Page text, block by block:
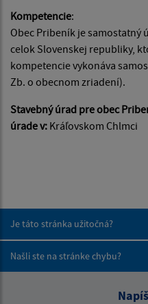
Kompetencie:
Obec Pribeník je samostatný
celok Slovenskej republiky,
kompetencie vykonáva
Zb. o obecnom zriadení).
Stavebný úrad pre obec
úrade v: Kráľovskom Chlmci
Je táto stránka užitočná?
Našli ste na stránke chybu?